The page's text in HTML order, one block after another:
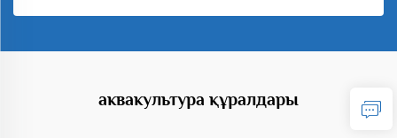
аквакультура құралдары